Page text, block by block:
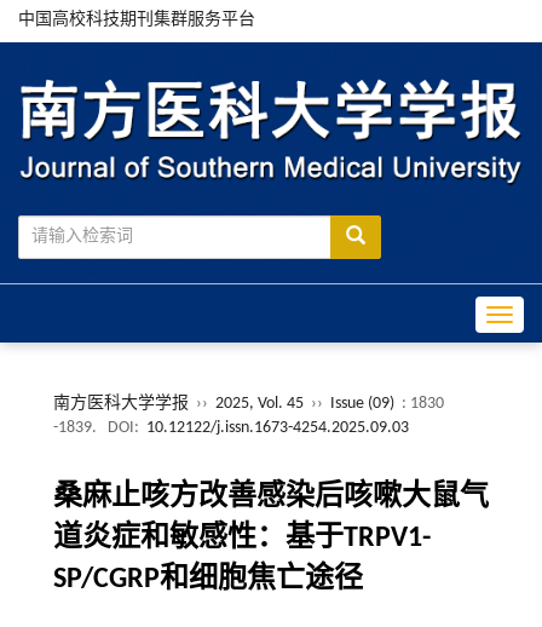
中国高校科技期刊集群服务平台
南方医科大学学报 ›› 2025, Vol. 45 ›› Issue (09) : 1830
-1839.
DOI: 10.12122/j.issn.1673-4254.2025.09.03
桑麻止咳方改善感染后咳嗽大鼠气
道炎症和敏感性：基于TRPV1-
SP/CGRP和细胞焦亡途径